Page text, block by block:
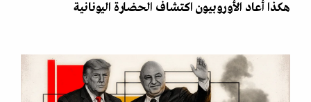
هكذا أعاد الأوروبيون اكتشاف الحضارة اليونانية